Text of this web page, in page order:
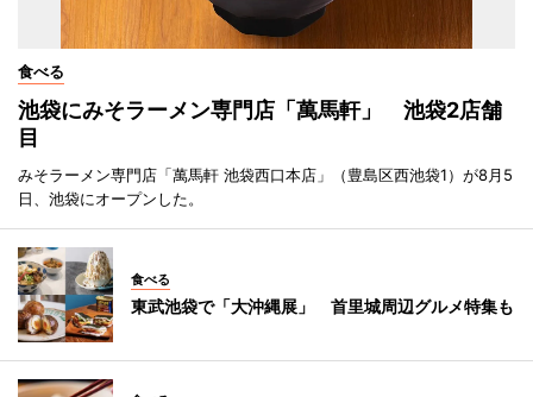
食べる
池袋にみそラーメン専門店「萬馬軒」 池袋2店舗
目
みそラーメン専門店「萬馬軒 池袋西口本店」（豊島区西池袋1）が8月5
日、池袋にオープンした。
食べる
東武池袋で「大沖縄展」 首里城周辺グルメ特集も